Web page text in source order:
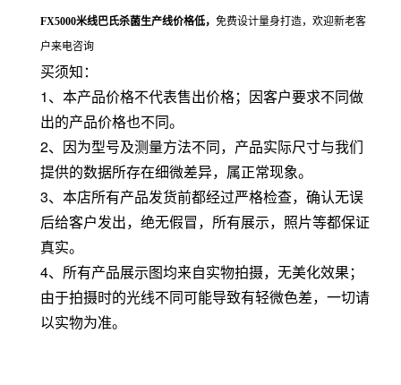
FX5000米线巴氏杀菌生产线价格低， 免费设计量身打造，欢迎新老客
户来电咨询
买须知：
1、本产品价格不代表售出价格；因客户要求不同做
出的产品价格也不同。
2、因为型号及测量方法不同，产品实际尺寸与我们
提供的数据所存在细微差异，属正常现象。
3、本店所有产品发货前都经过严格检查，确认无误
后给客户发出，绝无假冒，所有展示，照片等都保证
真实。
4、所有产品展示图均来自实物拍摄，无美化效果；
由于拍摄时的光线不同可能导致有轻微色差，一切请
以实物为准。